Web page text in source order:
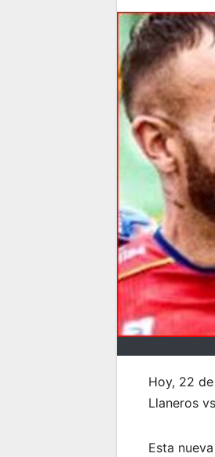
Hoy, 22
Llaneros
Esta